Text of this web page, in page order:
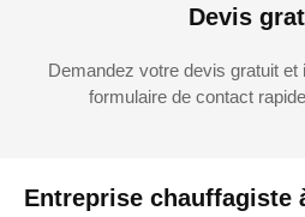
Entreprise chauffagiste
Devis
Demandez votre devis gratuit et
formulaire de contact